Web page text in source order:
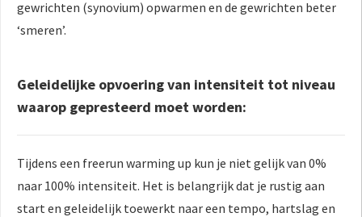
gewrichten (synovium) opwarmen en de gewrichten beter
‘smeren’.
Geleidelijke opvoering van intensiteit tot niveau
waarop gepresteerd moet worden:
Tijdens een freerun warming up kun je niet gelijk van 0%
naar 100% intensiteit. Het is belangrijk dat je rustig aan
start en geleidelijk toewerkt naar een tempo, hartslag en